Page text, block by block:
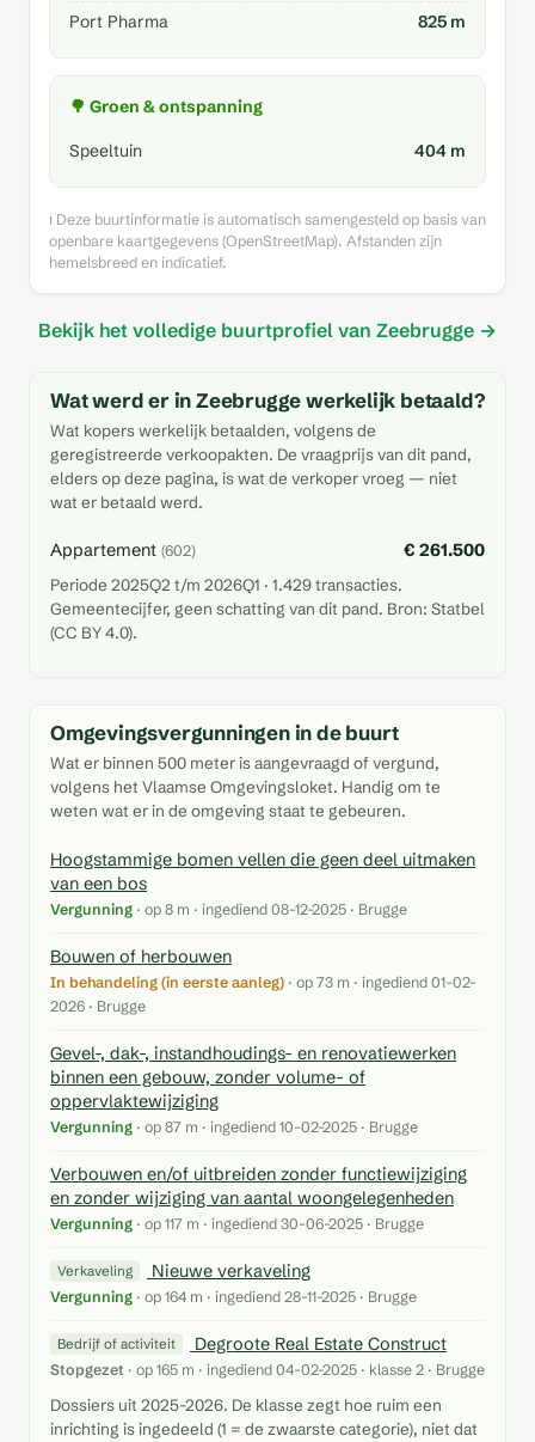
Port Pharma
825 m
🌳 Groen & ontspanning
Speeltuin 404 m
ℹ️ Deze buurtinformatie is automatisch samengesteld op basis van
openbare kaartgegevens (OpenStreetMap). Afstanden zijn
hemelsbreed en indicatief.
Bekijk het volledige buurtprofiel van Zeebrugge →
Wat werd er in Zeebrugge werkelijk betaald?
Wat kopers werkelijk betaalden, volgens de
geregistreerde verkoopakten. De vraagprijs van dit pand,
elders op deze pagina, is wat de verkoper vroeg — niet
wat er betaald werd.
Appartement (602) € 261.500
Periode 2025Q2 t/m 2026Q1 · 1.429 transacties.
Gemeentecijfer, geen schatting van dit pand. Bron: Statbel
(CC BY 4.0).
Omgevingsvergunningen in de buurt
Wat er binnen 500 meter is aangevraagd of vergund,
volgens het Vlaamse Omgevingsloket. Handig om te
weten wat er in de omgeving staat te gebeuren.
Hoogstammige bomen vellen die geen deel uitmaken
van een bos
Vergunning · op 8 m · ingediend 08-12-2025 · Brugge
Bouwen of herbouwen
In behandeling (in eerste aanleg) · op 73 m · ingediend 01-02-
2026 · Brugge
Gevel-, dak-, instandhoudings- en renovatiewerken
binnen een gebouw, zonder volume- of
oppervlaktewijziging
Vergunning · op 87 m · ingediend 10-02-2025 · Brugge
Verbouwen en/of uitbreiden zonder functiewijziging
en zonder wijziging van aantal woongelegenheden
Vergunning · op 117 m · ingediend 30-06-2025 · Brugge
Verkaveling Nieuwe verkaveling
Vergunning · op 164 m · ingediend 28-11-2025 · Brugge
Bedrijf of activiteit Degroote Real Estate Construct
Stopgezet · op 165 m · ingediend 04-02-2025 · klasse 2 · Brugge
Dossiers uit 2025-2026. De klasse zegt hoe ruim een
inrichting is ingedeeld (1 = de zwaarste categorie), niet dat